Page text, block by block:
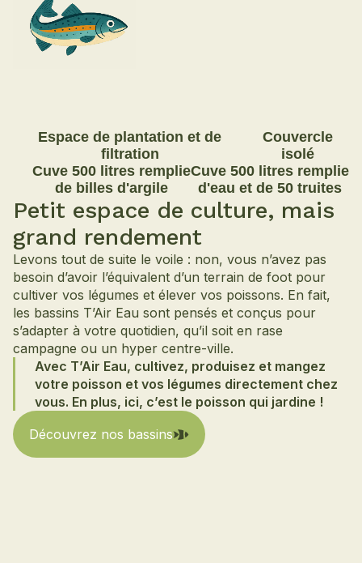
Petit espace de culture, mais
grand rendement
Levons tout de suite le voile : non, vous n’avez pas
besoin d’avoir l’équivalent d’un terrain de foot pour
cultiver vos légumes et élever vos poissons. En fait,
les bassins T’Air Eau sont pensés et conçus pour
s’adapter à votre quotidien, qu’il soit en rase
campagne ou un hyper centre-ville.
Avec T’Air Eau, cultivez, produisez et mangez
votre poisson et vos légumes directement chez
vous. En plus, ici, c’est le poisson qui jardine !
Découvrez nos bassins
Espace de plantation et de
filtration
Couvercle
isolé
Cuve 500 litres remplie
de billes d'argile
Cuve 500 litres remplie
d'eau et de 50 truites